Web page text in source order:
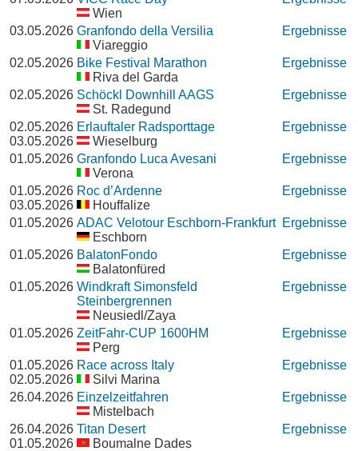
Wien
03.05.2026 Granfondo della Versilia
Viareggio
Ergebnisse
02.05.2026 Bike Festival Marathon
Riva del Garda
Ergebnisse
02.05.2026 Schöckl Downhill AAGS
St. Radegund
Ergebnisse
02.05.2026
03.05.2026
Erlauftaler Radsporttage
Wieselburg
Ergebnisse
01.05.2026 Granfondo Luca Avesani
Verona
Ergebnisse
01.05.2026
03.05.2026
Roc d’Ardenne
Houffalize
Ergebnisse
01.05.2026 ADAC Velotour Eschborn-Frankfurt
Eschborn
Ergebnisse
01.05.2026 BalatonFondo
Balatonfüred
Ergebnisse
01.05.2026 Windkraft Simonsfeld
Steinbergrennen
Neusiedl/Zaya
Ergebnisse
01.05.2026 ZeitFahr-CUP 1600HM
Perg
Ergebnisse
01.05.2026
02.05.2026
Race across Italy
Silvi Marina
Ergebnisse
26.04.2026 Einzelzeitfahren
Mistelbach
Ergebnisse
26.04.2026
01.05.2026
Titan Desert
Boumalne Dades
Ergebnisse